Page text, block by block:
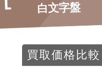
白文字盤
買取価格比較